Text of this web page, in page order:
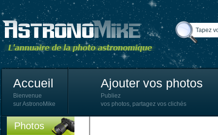
Accueil
Bienvenue
sur AstronoMike
Ajouter vos photos
Publiez
vos photos, partagez vos clichés
Photos